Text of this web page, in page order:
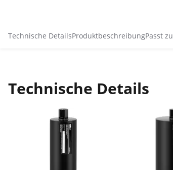
Technische DetailsProduktbeschreibungPasst zu
Technische Details